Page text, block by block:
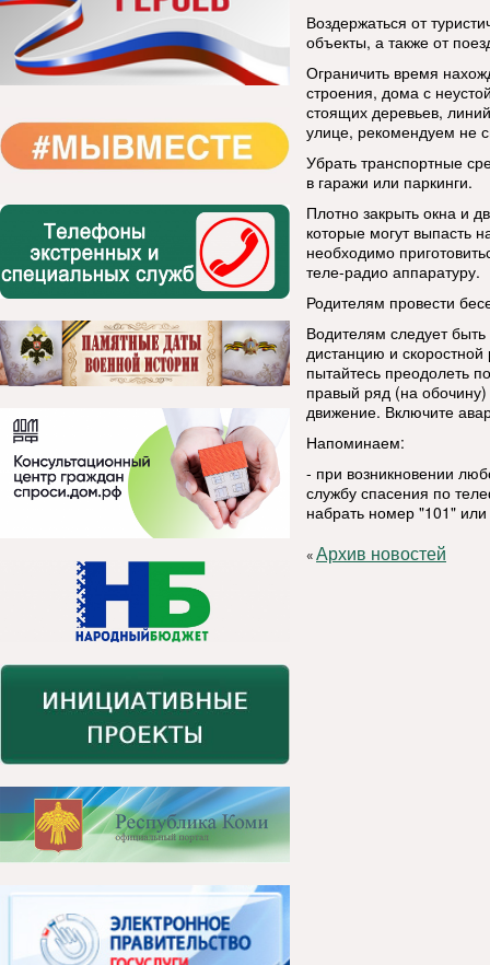
Воздержаться от
объекты, а также от
Ограничить время
строения, дома с
стоящих деревьев,
улице, рекомендуем не
Убрать транспортные
в гаражи или паркинги.
Плотно закрыть окна и
которые могут выпасть
необходимо
теле-радио аппаратуру.
Родителям провести
Водителям следует
дистанцию и
пытайтесь преодолеть
правый ряд (на
движение. Включите
Напоминаем:
- при возникновении
службу спасения по
набрать номер "101"
«Архив новостей